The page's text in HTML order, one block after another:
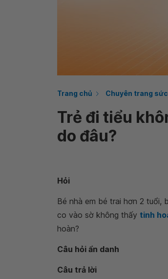
Trang chủ Chuyên trang
Trẻ đi tiểu
do đâu?
Hỏi
Bé nhà em bé trai hơn 2 tuổi,
co vào sờ không thấy tinh
hoàn?
Câu hỏi ẩn danh
Câu trả lời